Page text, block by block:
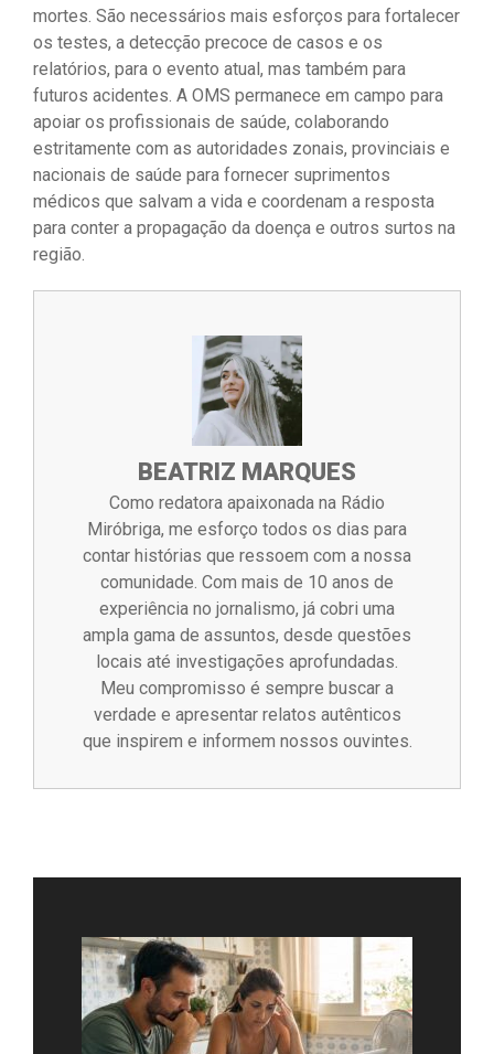
mortes. São necessários mais esforços para fortalecer
os testes, a detecção precoce de casos e os
relatórios, para o evento atual, mas também para
futuros acidentes. A OMS permanece em campo para
apoiar os profissionais de saúde, colaborando
estritamente com as autoridades zonais, provinciais e
nacionais de saúde para fornecer suprimentos
médicos que salvam a vida e coordenam a resposta
para conter a propagação da doença e outros surtos na
região.
BEATRIZ MARQUES
Como redatora apaixonada na Rádio
Miróbriga, me esforço todos os dias para
contar histórias que ressoem com a nossa
comunidade. Com mais de 10 anos de
experiência no jornalismo, já cobri uma
ampla gama de assuntos, desde questões
locais até investigações aprofundadas.
Meu compromisso é sempre buscar a
verdade e apresentar relatos autênticos
que inspirem e informem nossos ouvintes.